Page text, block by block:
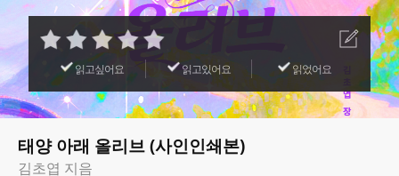
읽고싶어요 읽고있어요 읽었어요
태양 아래 올리브 (사인인쇄본)
김초엽 지음